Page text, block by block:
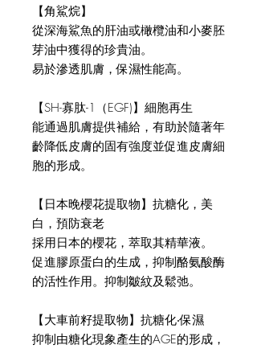
【角鯊烷】
從深海鯊魚的肝油或橄欖油和小麥胚
芽油中獲得的珍貴油。
易於滲透肌膚，保濕性能高。
【SH-寡肽-1（EGF)】細胞再生
能通過肌膚提供補給，有助於隨著年
齡降低皮膚的固有強度並促進皮膚細
胞的形成。
【日本晚櫻花提取物】抗糖化，美
白，預防衰老
採用日本的櫻花，萃取其精華液。
促進膠原蛋白的生成，抑制酪氨酸酶
的活性作用。抑制皺紋及鬆弛。
【大車前籽提取物】抗糖化‧保濕
抑制由糖化現象產生的AGE的形成，